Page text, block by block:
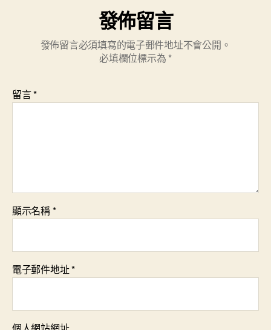
發佈留言
發佈留言必須填寫的電子郵件地址不會公開。
必填欄位標示為 *
留言*
顯示名稱*
電子郵件地址*